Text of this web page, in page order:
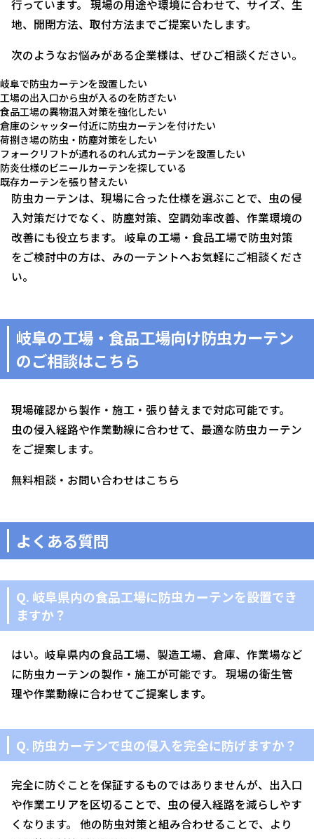
行っています。 現場の用途や環境に合わせて、サイズ、生
地、開閉方法、取付方法までご提案いたします。
次のようなお悩みがある企業様は、ぜひご相談ください。
岐阜で防虫カーテンを設置したい
工場の出入口から虫が入るのを防ぎたい
食品工場の異物混入対策を強化したい
倉庫のシャッター付近に防虫カーテンを付けたい
荷捌き場の防虫・防塵対策をしたい
フォークリフトが通れるのれん式カーテンを設置したい
防炎仕様のビニールカーテンを探している
既存カーテンを張り替えたい
防虫カーテンは、現場に合った仕様を選ぶことで、虫の侵
入対策だけでなく、防塵対策、空調効率改善、作業環境の
改善にも役立ちます。 岐阜の工場・食品工場で防虫対策
をご検討中の方は、みの一テントへお気軽にご相談くださ
い。
岐阜の工場・食品工場向け防虫カーテン
のご相談はこちら
現場確認から製作・施工・張り替えまで対応可能です。
虫の侵入経路や作業動線に合わせて、最適な防虫カーテン
をご提案します。
無料相談・お問い合わせはこちら
よくある質問
Q. 岐阜県内の食品工場に防虫カーテンを設置でき
ますか？
はい。岐阜県内の食品工場、製造工場、倉庫、作業場など
に防虫カーテンの製作・施工が可能です。 現場の衛生管
理や作業動線に合わせてご提案します。
Q. 防虫カーテンで虫の侵入を完全に防げますか？
完全に防ぐことを保証するものではありませんが、出入口
や作業エリアを区切ることで、虫の侵入経路を減らしやす
くなります。 他の防虫対策と組み合わせることで、より